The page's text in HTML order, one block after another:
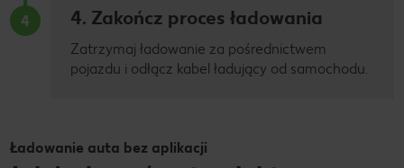
4 4. Zakończ proces ładowania
Zatrzymaj ładowanie za pośrednictwem
pojazdu i odłącz kabel ładujący od samochodu.
Ładowanie auta bez aplikacji